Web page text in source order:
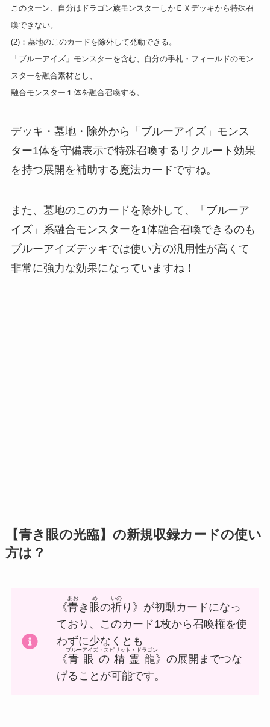
このターン、自分はドラゴン族モンスターしかＥＸデッキから特殊召
喚できない。
(2)：墓地のこのカードを除外して発動できる。
「ブルーアイズ」モンスターを含む、自分の手札・フィールドのモン
スターを融合素材とし、
融合モンスター１体を融合召喚する。
デッキ・墓地・除外から「ブルーアイズ」モンス
ター1体を守備表示で特殊召喚するリクルート効果
を持つ展開を補助する魔法カードですね。
また、墓地のこのカードを除外して、「ブルーア
イズ」系融合モンスターを1体融合召喚できるのも
ブルーアイズデッキでは使い方の汎用性が高くて
非常に強力な効果になっていますね！
【青き眼の光臨】の新規収録カードの使い
方は？
《青
あお
き 眼
め
の祈
いの
り》が初動カードになっ
ており、このカード1枚から召喚権を使
わずに少なくとも
《青眼の精霊龍
ブルーアイズ・スピリット・ドラゴン
》の展開までつな
げることが可能です。